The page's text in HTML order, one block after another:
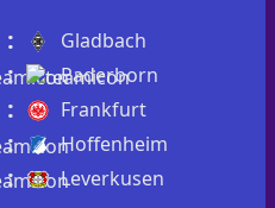
:
Gladbach
:
Paderborn
:
Frankfurt
:
Hoffenheim
: Leverkusen